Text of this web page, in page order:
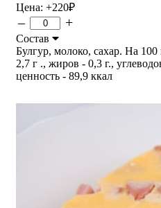
Цена: +220₽
– +
Состав
Булгур, молоко, сахар. На
2,7 г ., жиров - 0,3 г.,
ценность - 89,9 ккал